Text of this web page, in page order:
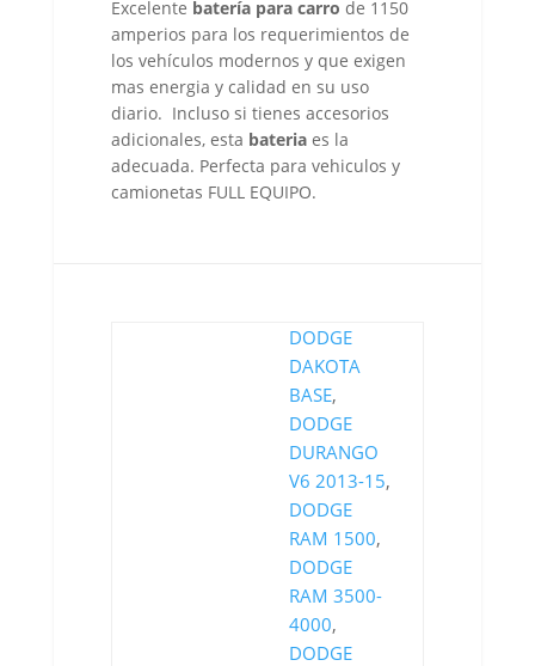
Excelente batería para carro de 1150
amperios para los requerimientos de
los vehículos modernos y que exigen
mas energia y calidad en su uso
diario. Incluso si tienes accesorios
adicionales, esta bateriaes la
adecuada. Perfecta para vehiculos y
camionetas FULL EQUIPO.
DODGE
DAKOTA
BASE,
DODGE
DURANGO
V6 2013-15,
DODGE
RAM 1500,
DODGE
RAM 3500-
4000,
DODGE